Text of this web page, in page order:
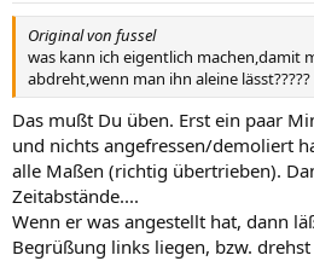
Original von fussel
was kann ich eigentlich machen,damit
abdreht,wenn man ihn aleine lässt?????
Das mußt Du üben. Erst ein paar
und nichts angefressen/demoliert
alle Maßen (richtig übertrieben).
Zeitabstände....
Wenn er was angestellt hat, dann
Begrüßung links liegen, bzw.